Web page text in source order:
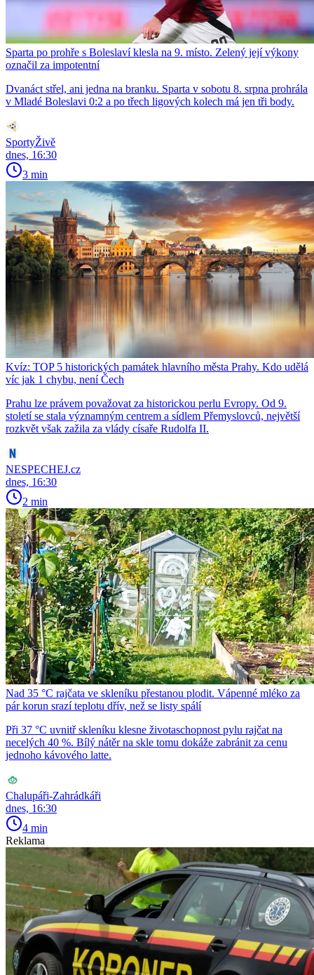
Sparta po prohře s Boleslaví klesla na 9. místo. Zelený její výkony
označil za impotentní
Dvanáct střel, ani jedna na branku. Sparta v sobotu 8. srpna prohrála
v Mladé Boleslavi 0:2 a po třech ligových kolech má jen tři body.
SportyŽivě
dnes, 16:30
3 min
Kvíz: TOP 5 historických památek hlavního města Prahy. Kdo udělá
víc jak 1 chybu, není Čech
Prahu lze právem považovat za historickou perlu Evropy. Od 9.
století se stala významným centrem a sídlem Přemyslovců, největší
rozkvět však zažila za vlády císaře Rudolfa II.
NESPECHEJ.cz
dnes, 16:30
2 min
Nad 35 °C rajčata ve skleníku přestanou plodit. Vápenné mléko za
pár korun srazí teplotu dřív, než se listy spálí
Při 37 °C uvnitř skleníku klesne životaschopnost pylu rajčat na
necelých 40 %. Bílý nátěr na skle tomu dokáže zabránit za cenu
jednoho kávového latte.
Chalupáři-Zahrádkáři
dnes, 16:30
4 min
Reklama